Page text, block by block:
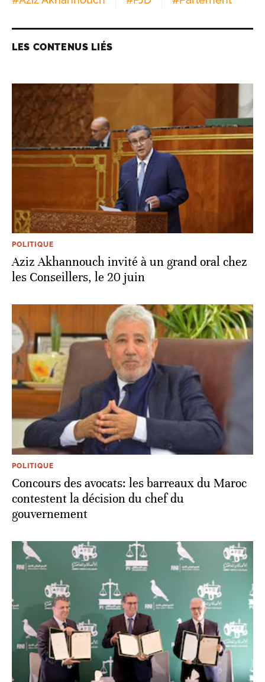
LES CONTENUS LIÉS
POLITIQUE
Aziz Akhannouch invité à un grand oral chez
les Conseillers, le 20 juin
POLITIQUE
Concours des avocats: les barreaux du Maroc
contestent la décision du chef du
gouvernement